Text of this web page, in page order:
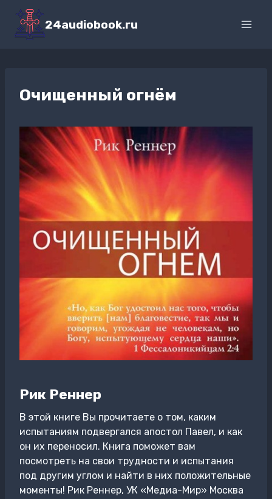
Перейти
содержимому
24audiobook.ru
Очищенный огнём
Рик Реннер
В этой книге Вы прочитаете о том, каким
испытаниям подвергался апостол Павел, и как
он их переносил. Книга поможет вам
посмотреть на свои трудности и испытания
под другим углом и найти в них положительные
моменты! Рик Реннер, УК «Медиа-Мир» Москва